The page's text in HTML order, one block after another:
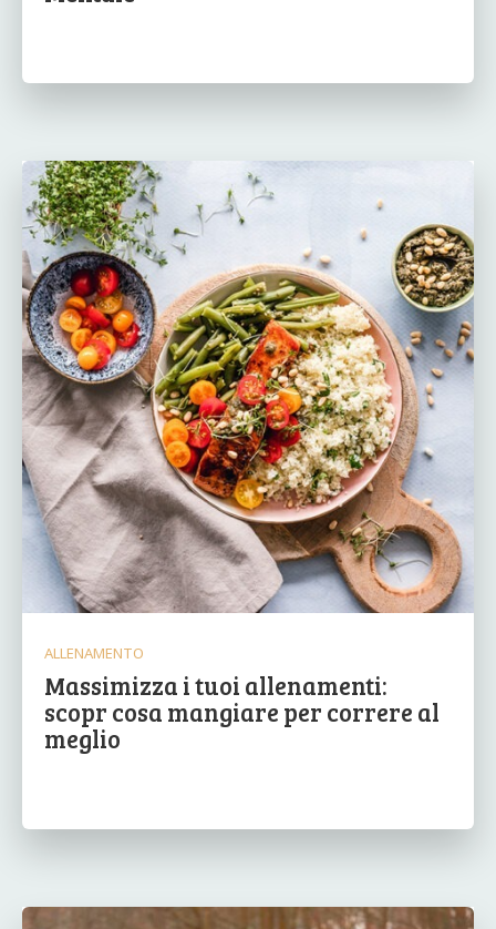
ALLENAMENTO
Massimizza i tuoi allenamenti:
scopr cosa mangiare per correre al
meglio